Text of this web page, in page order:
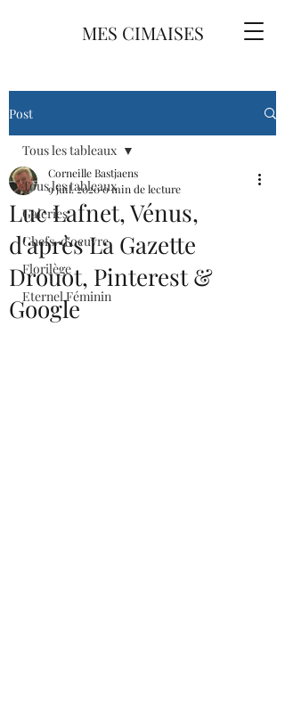
MES CIMAISES
Post
Tous les tableaux
Galeries
Chefs-d'oeuvre
Florilège
Eternel Féminin
Tous les tableaux
Luc Lafnet, Vénus,
d'après La Gazette
Drouot, Pinterest &
Google
Corneille Bastjaens
9 juil. 20200 min de lecture